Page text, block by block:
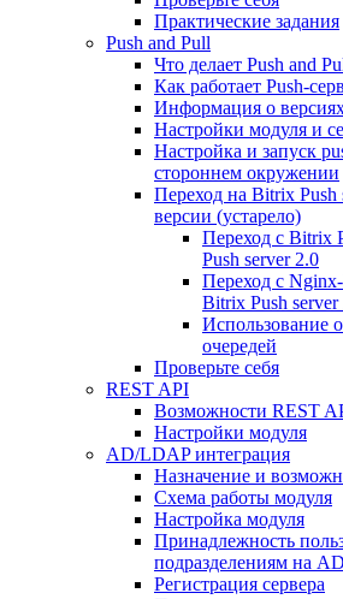
Практические задания
Push and Pull
Что делает Push and
Как работает Push-
Информация о
Настройки модуля и
Настройка и запуск
стороннем окружении
Переход на Bitrix
версии (устарело)
Переход с Bitrix
Push server 2.0
Переход с
Bitrix Push server
Использование
очередей
Проверьте себя
REST API
Возможности REST
Настройки модуля
AD/LDAP интеграция
Назначение и
Схема работы модуля
Настройка модуля
Принадлежность
подразделениям на
Регистрация сервера